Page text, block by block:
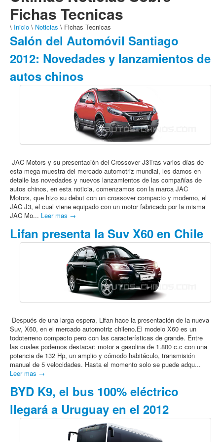
Fichas Tecnicas
\ Inicio \ Noticias \ Fichas Tecnicas
Salón del Automóvil Santiago
2012: Novedades y lanzamientos de
autos chinos
JAC Motors y su presentación del Crossover J3Tras varios días de
esta mega muestra del mercado automotriz mundial, les damos en
detalle las novedades y nuevos lanzamientos de las compañías de
autos chinos, en esta noticia, comenzamos con la marca JAC
Motors, que hizo su debut con un crossover compacto y moderno, el
JAC J3, el cual viene equipado con un motor fabricado por la misma
JAC Mo... Leer mas →
Lifan presenta la Suv X60 en Chile
Después de una larga espera, Lifan hace la presentación de la nueva
Suv, X60, en el mercado automotriz chileno.El modelo X60 es un
todoterreno compacto pero con las características de grande. Entre
las cuales podemos destacar: motor a gasolina de 1.800 c.c con una
potencia de 132 Hp, un amplio y cómodo habitáculo, transmisión
manual de 5 velocidades. Hasta el momento solo se puede adqu...
Leer mas →
BYD K9, el bus 100% eléctrico
llegará a Uruguay en el 2012